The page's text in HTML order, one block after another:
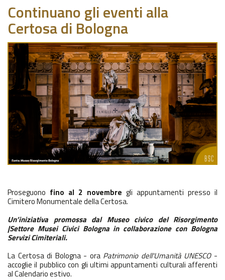
Continuano gli eventi alla
Certosa di Bologna
Proseguono fino al 2 novembre gli appuntamenti presso il
Cimitero Monumentale della Certosa.
Un’iniziativa promossa dal Museo civico del Risorgimento
|Settore Musei Civici Bologna in collaborazione con Bologna
Servizi Cimiteriali.
La Certosa di Bologna - ora Patrimonio dell'Umanità UNESCO-
accoglie il pubblico con gli ultimi appuntamenti culturali afferenti
al Calendario estivo.